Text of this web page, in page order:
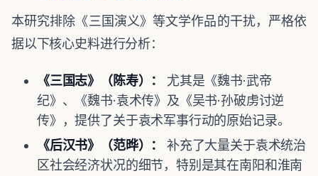
本研究排除《三国演义》等文学作品的干扰，严格依
据以下核心史料进行分析：
《三国志》（陈寿）：
尤其是《魏书·武帝
纪》、《魏书·袁术传》及《吴书·孙破虏讨逆
传》，提供了关于袁术军事行动的原始记录。
《后汉书》（范晔）：
补充了大量关于袁术统治
区社会经济状况的细节，特别是其在南阳和淮南